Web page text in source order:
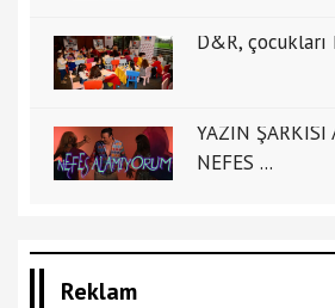
D&R,
YAZIN ŞARKISI
NEFES ...
Reklam